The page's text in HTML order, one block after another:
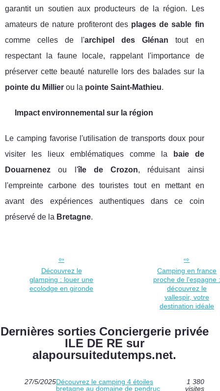
garantit un soutien aux producteurs de la région. Les
amateurs de nature profiteront des plages de sable fin
comme celles de l'archipel des Glénan tout en
respectant la faune locale, rappelant l'importance de
préserver cette beauté naturelle lors des balades sur la
pointe du Millier ou la pointe Saint-Mathieu.
Impact environnemental sur la région
Le camping favorise l'utilisation de transports doux pour
visiter les lieux emblématiques comme la
baie de
Douarnenez ou l'île de Crozon, réduisant ainsi
l'empreinte carbone des touristes tout en mettant en
avant des expériences authentiques dans ce coin
préservé de la Bretagne.
Découvrez le
glamping : louer une
ecolodge en gironde
Camping en france
proche de l'espagne :
découvrez le
vallespir, votre
destination idéale
Dernières sorties Conciergerie privée
ILE DE RE sur
alapoursuitedutemps.net.
27/5/2025Découvrez le camping 4 étoiles
bretagne au domaine de pendruc
1 380
visites